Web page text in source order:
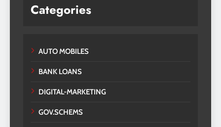
Categories
AUTO MOBILES
BANK LOANS
DIGITAL-MARKETING
GOV.SCHEMS